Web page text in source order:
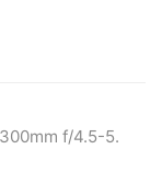
f/4.5-5.